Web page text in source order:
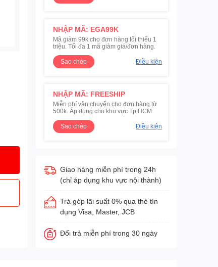
NHẬP MÃ: EGA99K
Mã giảm 99k cho đơn hàng tối thiểu 1
triệu. Tối đa 1 mã giảm giá/đơn hàng.
Sao chép
Điều kiện
NHẬP MÃ: FREESHIP
Miễn phí vận chuyển cho đơn hàng từ
500k. Áp dụng cho khu vực Tp.HCM
Sao chép
Điều kiện
Giao hàng miễn phí trong 24h
(chỉ áp dụng khu vực nội thành)
Trả góp lãi suất 0% qua thẻ tín
dụng Visa, Master, JCB
Đổi trả miễn phí trong 30 ngày